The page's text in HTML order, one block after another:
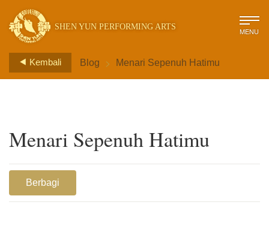
SHEN YUN PERFORMING ARTS MENU
Kembali Blog > Menari Sepenuh Hatimu
Menari Sepenuh Hatimu
Berbagi